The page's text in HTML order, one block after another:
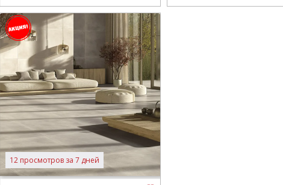
12 просмотров за 7 дней